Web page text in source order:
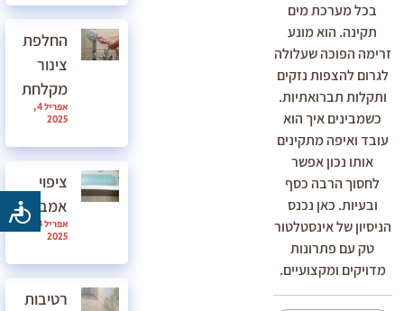
בכל מערכת מים
תקינה. הוא מונע
זרימה הפוכה שעלולה
לגרום להצפות נזקים
ותקלות תברואתיות.
כשמבינים איך הוא
עובד ואיפה מתקינים
אותו נכון אפשר
לחסוך הרבה כסף
ובעיות. כאן נכנס
הניסיון של אינסטלטור
טק עם פתרונות
מדויקים ומקצועיים.
החלפת
צינור
מקלחת
אפריל 4,
2025
ציפוי
אמבטיה
2025
רטיבות